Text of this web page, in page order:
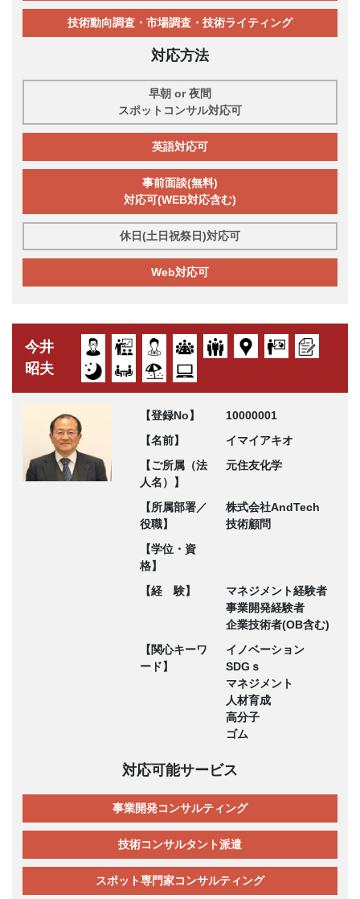
技術動向調査・市場調査・技術ライティング
対応方法
早朝 or 夜間
スポットコンサル対応可
英語対応可
事前面談(無料)
対応可(WEB対応含む)
休日(土日祝祭日)対応可
Web対応可
今井
昭夫
【登録No】
10000001
【名前】
イマイアキオ
【ご所属（法
人名）】
元住友化学
【所属部署／
役職】
株式会社AndTech
技術顧問
【学位・資
格】
【経 験】
マネジメント経験者
事業開発経験者
企業技術者(OB含む)
【関心キーワ
ード】
イノベーション
SDGｓ
マネジメント
人材育成
高分子
ゴム
対応可能サービス
事業開発コンサルティング
技術コンサルタント派遣
スポット専門家コンサルティング